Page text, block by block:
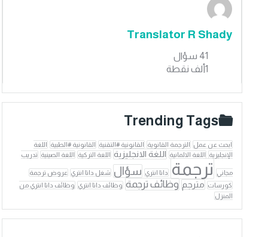
Translator R Shady
41سؤال
نقطة
Trending Tags
ابحث عن عمل الترجمة القانوية القانونية #التقنية القانونية #الطبية
اللغة
الإنجليزية اللغة الالمانية اللغة الانجليزية اللغة التركية اللغة الصينية تدريب
مجاني ترجمة داتا انتري سؤال شغل داتا انتري عروض ترجمة
كورسات مترجم وظائف ترجمة وظائف داتا انتري وظائف داتا انتري من
المنزل